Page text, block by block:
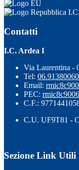
Contatti
I.C. Ardea I
Via Laurentina -
Tel:
Email:
PEC:
C.F.:
C.U. UF9T81 -
Sezione Link Utili